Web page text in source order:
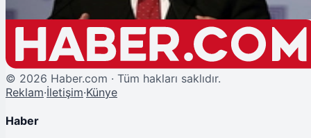
© 2026 Haber.com · Tüm hakları saklıdır.
Reklam·İletişim·Künye
Haber